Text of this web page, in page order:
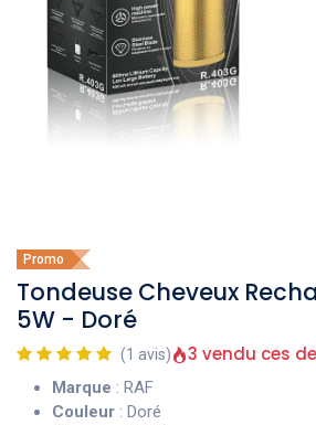
Promo
Tondeuse Cheveux
5W - Doré
(1 avis) 3 vendu ces
Marque : RAF
Couleur : Doré